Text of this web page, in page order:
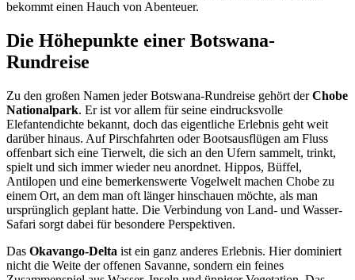
bekommt einen Hauch von Abenteuer.
Die Höhepunkte einer Botswana-
Rundreise
Zu den großen Namen jeder Botswana-Rundreise gehört derChobe
Nationalpark. Er ist vor allem für seine eindrucksvolle
Elefantendichte bekannt, doch das eigentliche Erlebnis geht weit
darüber hinaus. Auf Pirschfahrten oder Bootsausflügen am Fluss
offenbart sich eine Tierwelt, die sich an den Ufern sammelt, trinkt,
spielt und sich immer wieder neu anordnet. Hippos, Büffel,
Antilopen und eine bemerkenswerte Vogelwelt machen Chobe zu
einem Ort, an dem man oft länger hinschauen möchte, als man
ursprünglich geplant hatte. Die Verbindung von Land- und Wasser-
Safari sorgt dabei für besondere Perspektiven.
Das Okavango-Delta ist ein ganz anderes Erlebnis. Hier dominiert
nicht die Weite der offenen Savanne, sondern ein feines